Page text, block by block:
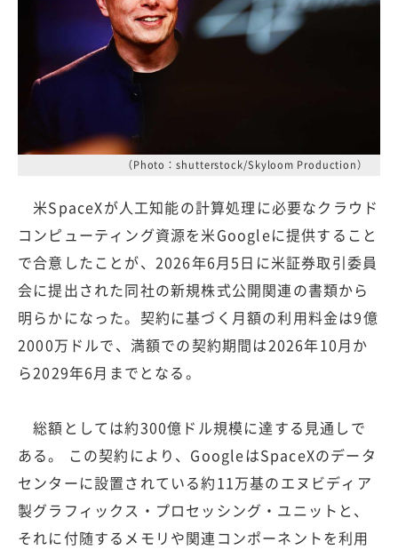
（Photo：shutterstock/Skyloom Production）
米SpaceXが人工知能の計算処理に必要なクラウド
コンピューティング資源を米Googleに提供すること
で合意したことが、2026年6月5日に米証券取引委員
会に提出された同社の新規株式公開関連の書類から
明らかになった。契約に基づく月額の利用料金は9億
2000万ドルで、満額での契約期間は2026年10月か
ら2029年6月までとなる。
総額としては約300億ドル規模に達する見通しで
ある。 この契約により、GoogleはSpaceXのデータ
センターに設置されている約11万基のエヌビディア
製グラフィックス・プロセッシング・ユニットと、
それに付随するメモリや関連コンポーネントを利用